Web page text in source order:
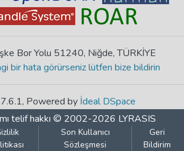
Bor Yolu 51240, Niğde, TÜRKİYE
bir hata görürseniz lütfen bize bildirin
Powered by İdeal DSpace
telif hakkı © 2002-2026 LYRASIS
Son Kullanıcı
Sözleşmesi
Geri
Bildirim